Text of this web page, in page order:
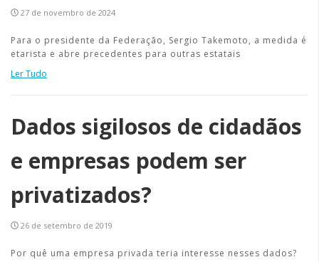
27 de novembro de 2024
Para o presidente da Federação, Sergio Takemoto, a medida é
etarista e abre precedentes para outras estatais
Ler Tudo
Dados sigilosos de cidadãos
e empresas podem ser
privatizados?
26 de setembro de 2019
Por quê uma empresa privada teria interesse nesses dados?